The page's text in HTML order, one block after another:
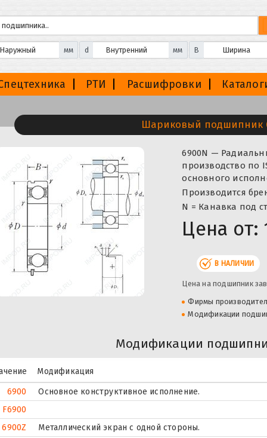
мм d мм B
РТИ Расшифровки
Шариковый подшипник
6900N —
производство по
основного
Производится
N = Канавка под
Цена от:
В НАЛИЧИИ
Цена на подшипник
Фирмы
Модификации
Модификации
Модификация
6900
Основное конструктивное исполнение.
F6900
6900Z
Металлический экран с одной стороны.